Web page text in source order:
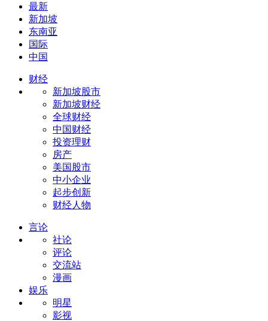
最新
新加坡
东南亚
国际
中国
财经
新加坡股市
新加坡财经
全球财经
中国财经
投资理财
房产
美国股市
中小企业
起步创新
财经人物
言论
社论
评论
交流站
漫画
娱乐
明星
影视